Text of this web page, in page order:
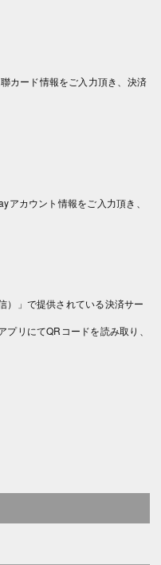
カード情報をご入力頂き、決済
カウント情報をご入力頂き、
）」で提供されている決済サー
リにてQRコードを読み取り、